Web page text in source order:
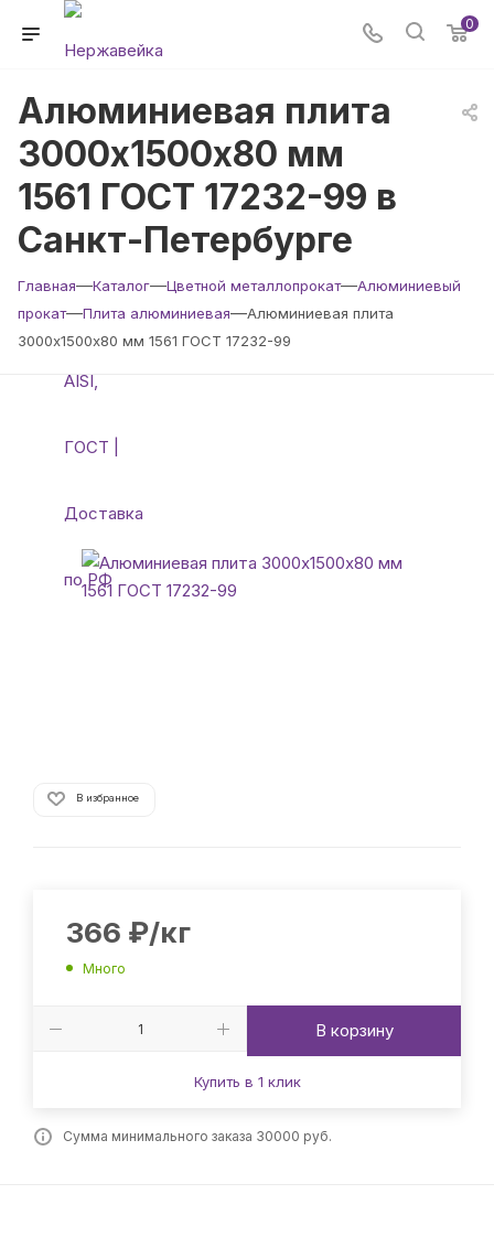
0
Алюминиевая плита
3000х1500х80 мм
1561 ГОСТ 17232-99 в
Санкт-Петербурге
Главная—Каталог—Цветной металлопрокат—Алюминиевый
прокат—Плита алюминиевая—Алюминиевая плита
3000х1500х80 мм 1561 ГОСТ 17232-99
В избранное
366 ₽/кг
Много
В корзину
Купить в 1 клик
Сумма минимального заказа 30000 руб.